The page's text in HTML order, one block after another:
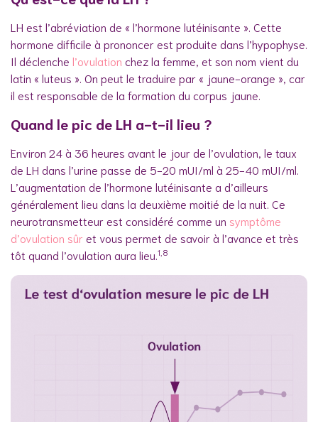
LH est l’abréviation de « l’hormone lutéinisante ». Cette
hormone difficile à prononcer est produite dans l’hypophyse.
Il déclenche l’ovulation chez la femme, et son nom vient du
latin « luteus ». On peut le traduire par « jaune-orange », car
il est responsable de la formation du corpus jaune.
Quand le pic de LH a-t-il lieu ?
Environ 24 à 36 heures avant le jour de l’ovulation, le taux
de LH dans l’urine passe de 5-20 mUI/ml à 25-40 mUI/ml.
L’augmentation de l’hormone lutéinisante a d’ailleurs
généralement lieu dans la deuxième moitié de la nuit. Ce
neurotransmetteur est considéré comme un symptôme
d’ovulation sûr et vous permet de savoir à l’avance et très
tôt quand l’ovulation aura lieu. 1,8